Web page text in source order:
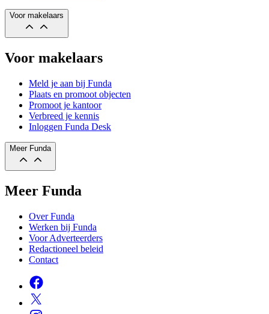
Voor makelaars
Voor makelaars
Meld je aan bij Funda
Plaats en promoot objecten
Promoot je kantoor
Verbreed je kennis
Inloggen Funda Desk
Meer Funda
Meer Funda
Over Funda
Werken bij Funda
Voor Adverteerders
Redactioneel beleid
Contact